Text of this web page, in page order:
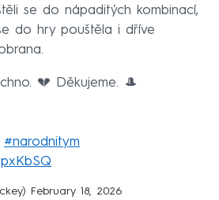
se do nápaditých kombinací,
do hry pouštěla i dříve
💔 Děkujeme. 🎩
#narodnitym
February 18, 2026